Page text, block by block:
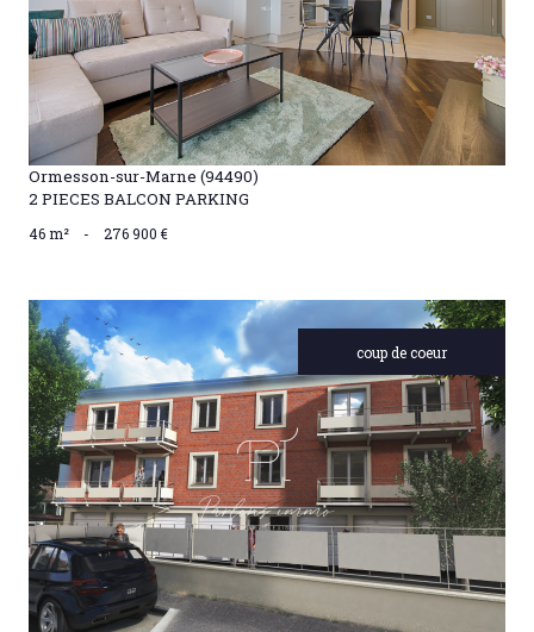
Ormesson-sur-Marne (94490)
2 PIECES BALCON PARKING
46 m² - 276 900 €
coup de coeur
VOIR LE BIEN